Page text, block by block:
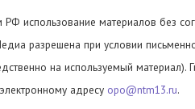
РФ использование материалов без
разрешена при условии
на используемый материал).
адресу opo@ntm13.ru.